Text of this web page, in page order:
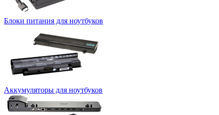
Блоки питания для ноутбуков
Аккумуляторы для ноутбуков